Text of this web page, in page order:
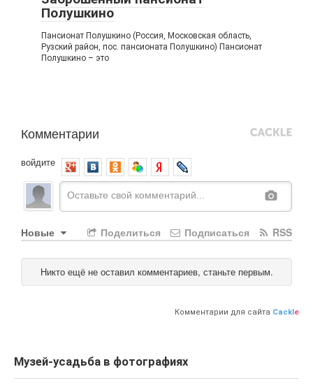
Полушкино
Пансионат Полушкино (Россия, Московская область,
Рузский район, пос. пансионата Полушкино) Пансионат
Полушкино – это
Комментарии
войдите
Новые RSS
Подписаться
Поделиться
Никто ещё не оставил комментариев, станьте первым.
Комментарии для сайта Cackle
Музей-усадьба в фотографиях